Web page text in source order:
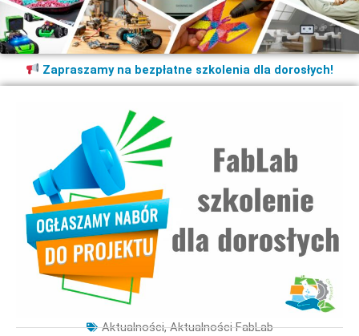
Zapraszamy na bezpłatne szkolenia dla dorosłych!
Aktualności,Aktualności FabLab